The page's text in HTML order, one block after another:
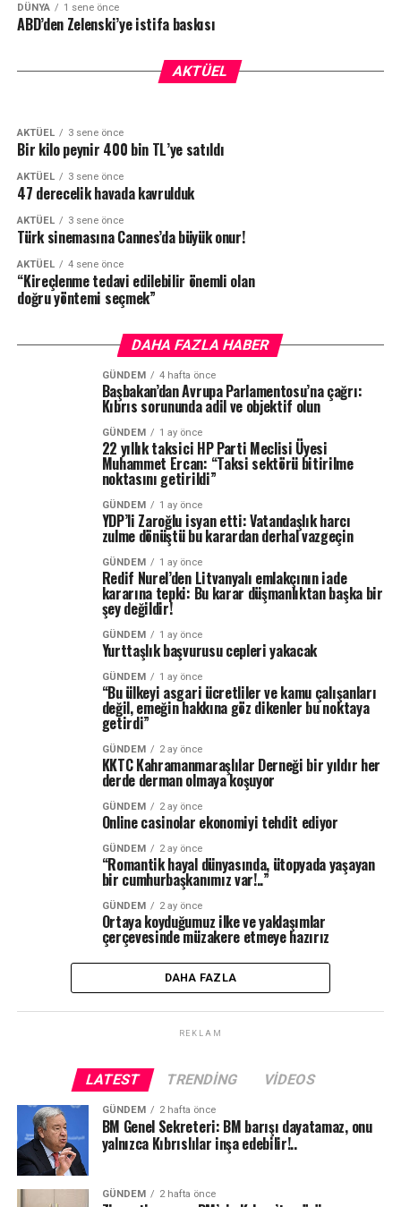
DÜNYA 1 sene önce
ABD’den Zelenski’ye istifa baskısı
AKTÜEL
Dört gün boyunca yağmur var
Orman yangınları, iklim krizinin hayati bir
tehdit haline geldiğini ortaya koydu
AKTÜEL 3 sene önce
Bir kilo peynir 400 bin TL’ye satıldı
AKTÜEL 3 sene önce
47 derecelik havada kavrulduk
AKTÜEL 3 sene önce
Türk sinemasına Cannes’da büyük onur!
AKTÜEL 4 sene önce
“Kireçlenme tedavi edilebilir önemli olan
doğru yöntemi seçmek”
DAHA FAZLA HABER
GÜNDEM 4 hafta önce
Başbakan’dan Avrupa Parlamentosu’na çağrı:
Kıbrıs sorununda adil ve objektif olun
GÜNDEM 1 ay önce
22 yıllık taksici HP Parti Meclisi Üyesi
Muhammet Ercan: “Taksi sektörü bitirilme
noktasını getirildi”
GÜNDEM 1 ay önce
YDP’li Zaroğlu isyan etti: Vatandaşlık harcı
zulme dönüştü bu karardan derhal vazgeçin
GÜNDEM 1 ay önce
Redif Nurel’den Litvanyalı emlakçının iade
kararına tepki: Bu karar düşmanlıktan başka bir
şey değildir!
GÜNDEM 1 ay önce
Yurttaşlık başvurusu cepleri yakacak
GÜNDEM 1 ay önce
“Bu ülkeyi asgari ücretliler ve kamu çalışanları
değil, emeğin hakkına göz dikenler bu noktaya
getirdi”
GÜNDEM 2 ay önce
KKTC Kahramanmaraşlılar Derneği bir yıldır her
derde derman olmaya koşuyor
GÜNDEM 2 ay önce
Online casinolar ekonomiyi tehdit ediyor
GÜNDEM 2 ay önce
“Romantik hayal dünyasında, ütopyada yaşayan
bir cumhurbaşkanımız var!..”
GÜNDEM 2 ay önce
Ortaya koyduğumuz ilke ve yaklaşımlar
çerçevesinde müzakere etmeye hazırız
DAHA FAZLA
REKLAM
LATEST TRENDING VIDEOS
GÜNDEM 2 hafta önce
BM Genel Sekreteri: BM barışı dayatamaz, onu
yalnızca Kıbrıslılar inşa edebilir!..
GÜNDEM 2 hafta önce